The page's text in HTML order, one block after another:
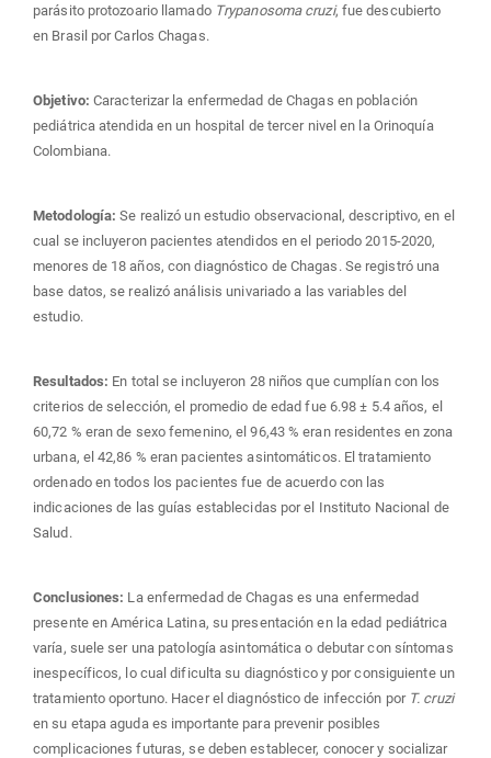
parásito protozoario llamado Trypanosoma cruzi, fue descubierto
en Brasil por Carlos Chagas.
Objetivo: Caracterizar la enfermedad de Chagas en población
pediátrica atendida en un hospital de tercer nivel en la Orinoquía
Colombiana.
Metodología:Se realizó un estudio observacional, descriptivo, en el
cual se incluyeron pacientes atendidos en el periodo 2015-2020,
menores de 18 años, con diagnóstico de Chagas. Se registró una
base datos, se realizó análisis univariado a las variables del
estudio.
Resultados: En total se incluyeron 28 niños que cumplían con los
criterios de selección, el promedio de edad fue 6.98 ± 5.4 años, el
60,72 % eran de sexo femenino, el 96,43 % eran residentes en zona
urbana, el 42,86 % eran pacientes asintomáticos. El tratamiento
ordenado en todos los pacientes fue de acuerdo con las
indicaciones de las guías establecidas por el Instituto Nacional de
Salud.
Conclusiones: La enfermedad de Chagas es una enfermedad
presente en América Latina, su presentación en la edad pediátrica
varía, suele ser una patología asintomática o debutar con síntomas
inespecíficos, lo cual dificulta su diagnóstico y por consiguiente un
tratamiento oportuno. Hacer el diagnóstico de infección por T. cruzi
en su etapa aguda es importante para prevenir posibles
complicaciones futuras, se deben establecer, conocer y socializar